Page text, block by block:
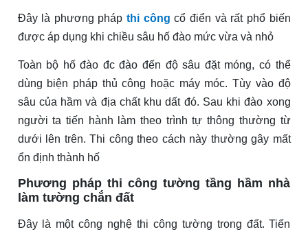
Đây là phương phápthi công cổ điển và rất phổ biến
được áp dụng khi chiều sâu hố đào mức vừa và nhỏ
Toàn bộ hố đào đc đào đến độ sâu đặt móng, có thể
dùng biện pháp thủ công hoặc máy móc. Tùy vào độ
sâu của hầm và địa chất khu dất đó. Sau khi đào xong
người ta tiến hành làm theo trình tự thông thường từ
dưới lên trên. Thi công theo cách này thường gây mất
ổn định thành hố
Phương pháp thi công tường tầng hầm nhà
làm tường chắn đất
Đây là một công nghệ thi công tường trong đất. Tiến